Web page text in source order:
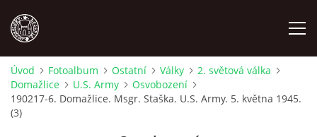
MÍSTOPIS
Úvod Fotoalbum Ostatní Války
2. světová válka
Domažlice
U.S. Army
Osvobození
190217-6. Domažlice. Msgr. Staška. U.S. Army. 5. května 1945.
(3)